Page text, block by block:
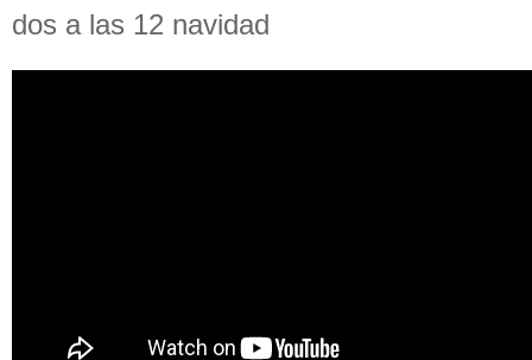
dos a las 12 navidad